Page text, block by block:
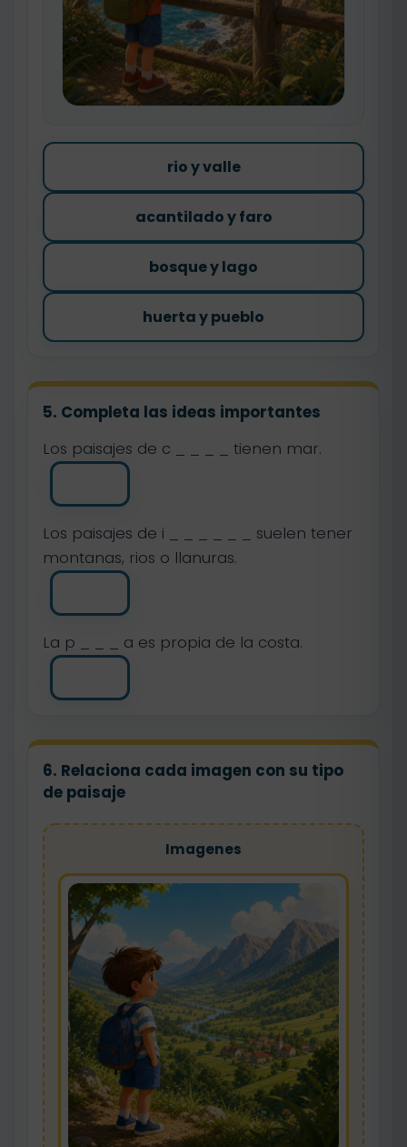
rio y valle
acantilado y faro
bosque y lago
huerta y pueblo
5. Completa las ideas importantes
Los paisajes de c _ _ _ _ tienen mar.
Los paisajes de i _ _ _ _ _ _ suelen tener
montanas, rios o llanuras.
La p _ _ _ a es propia de la costa.
6. Relaciona cada imagen con su tipo
de paisaje
Imagenes